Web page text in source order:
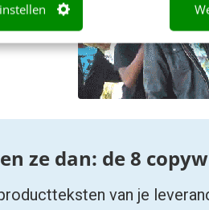
van je